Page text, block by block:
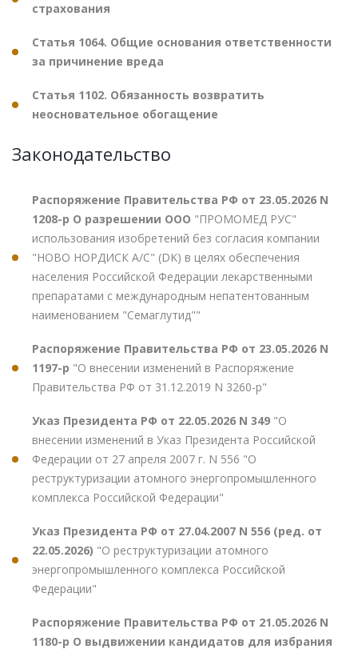
страхования
Статья 1064. Общие основания ответственности
за причинение вреда
Статья 1102. Обязанность возвратить
неосновательное обогащение
Законодательство
Распоряжение Правительства РФ от 23.05.2026 N
1208-р О разрешении ООО "ПРОМОМЕД РУС"
использования изобретений без согласия компании
"НОВО НОРДИСК А/С" (DK) в целях обеспечения
населения Российской Федерации лекарственными
препаратами с международным непатентованным
наименованием "Семаглутид""
Распоряжение Правительства РФ от 23.05.2026 N
1197-р "О внесении изменений в Распоряжение
Правительства РФ от 31.12.2019 N 3260-р"
Указ Президента РФ от 22.05.2026 N 349 "О
внесении изменений в Указ Президента Российской
Федерации от 27 апреля 2007 г. N 556 "О
реструктуризации атомного энергопромышленного
комплекса Российской Федерации"
Указ Президента РФ от 27.04.2007 N 556 (ред. от
22.05.2026) "О реструктуризации атомного
энергопромышленного комплекса Российской
Федерации"
Распоряжение Правительства РФ от 21.05.2026 N
1180-р О выдвижении кандидатов для избрания